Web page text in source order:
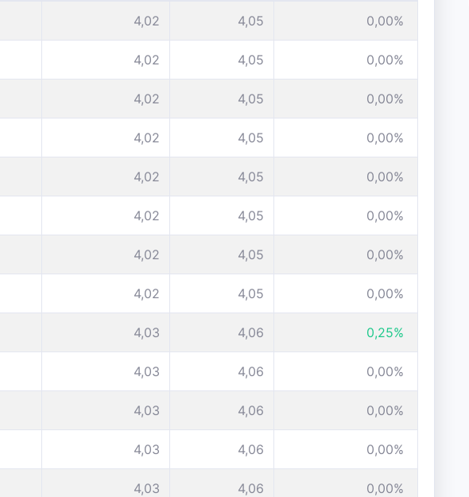
4,02 4,05 0,00%
4,02 4,05 0,00%
4,02 4,05 0,00%
4,02 4,05 0,00%
4,02 4,05 0,00%
4,02 4,05 0,00%
4,02 4,05 0,00%
4,02 4,05 0,00%
4,03 4,06 0,25%
4,03 4,06 0,00%
4,03 4,06 0,00%
4,03 4,06 0,00%
4,03 4,06 0,00%